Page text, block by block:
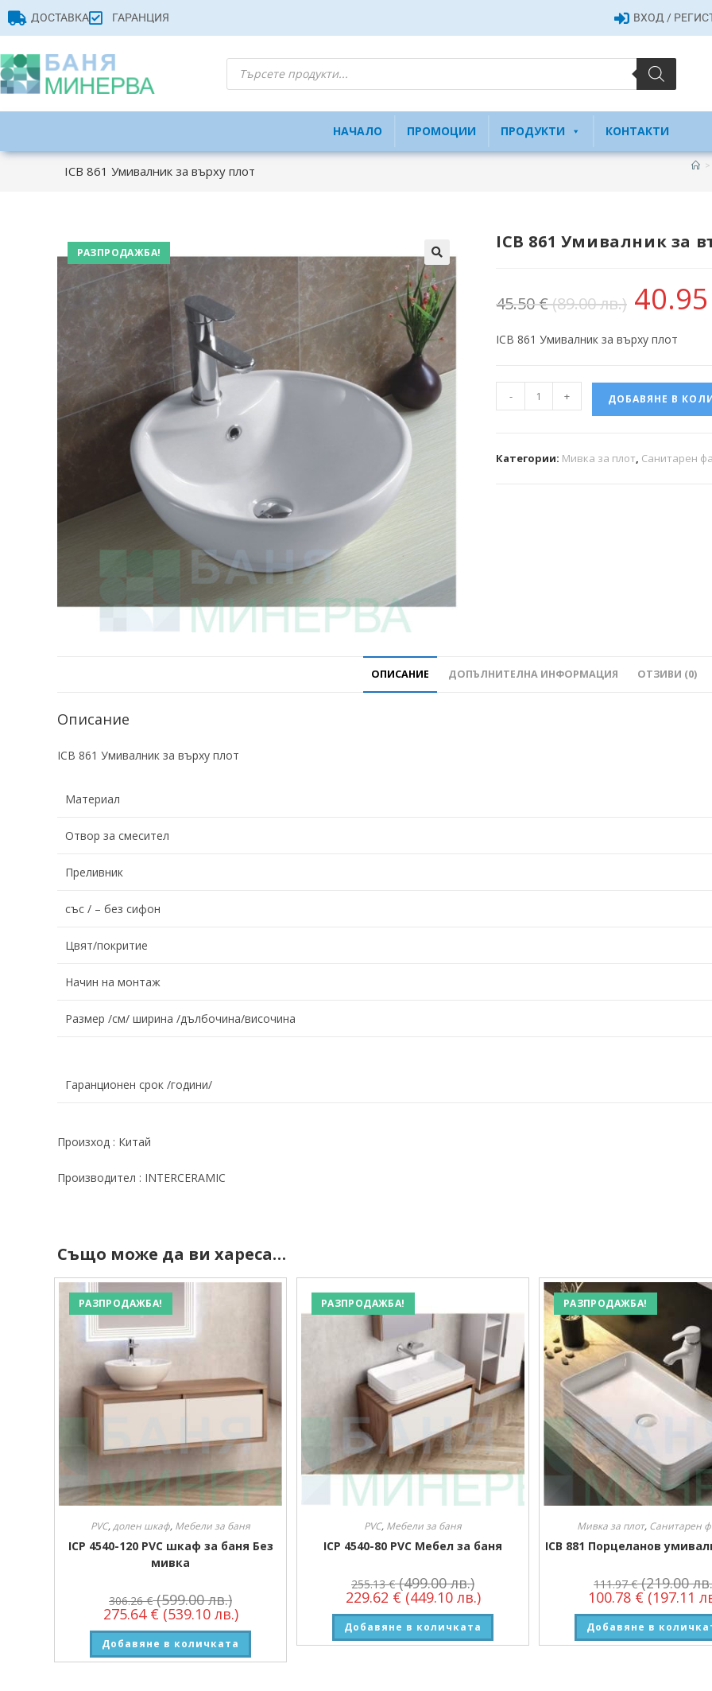
ДОСТАВКА ГАРАНЦИЯ ВХОД /
НАЧАЛО ПРОМОЦИИ ПРОДУКТИ КОНТАКТИ
ICB 861 Умивалник за върху плот >
РАЗПРОДАЖБА! ICB 861 Умивалник за
45.50€(89.00 лв.)
ICB 861 Умивалник за върху плот
- + ДОБАВЯНЕ В
Категории: Мивка за плот, Санитарен
ОПИСАНИЕ ДОПЪЛНИТЕЛНА ИНФОРМАЦИЯ ОТЗИВИ (0)
Описание
ICB 861 Умивалник за върху плот
Материал
Отвор за смесител
Преливник
със / – без сифон
Цвят/покритие
Начин на монтаж
Размер /см/ ширина /дълбочина/височина
Гаранционен срок /години/
Произход : Китай
Производител : INTERCERAMIC
Също може да ви хареса…
РАЗПРОДАЖБА!
PVC,долен шкаф, Мебели за баня
ICP 4540-120 PVC шкаф за баня Без
мивка
306.26€ (599.00 лв.)
275.64 € (539.10 лв.)
Добавяне в количката
РАЗПРОДАЖБА!
PVC, Мебели за баня
ICP 4540-80 PVC Мебел за баня
255.13€ (499.00 лв.)
229.62 € (449.10 лв.)
Добавяне в количката
РАЗПРОДАЖБА!
Мивка за плот, Санитарен
ICB 881 Порцеланов
111.97€ (219.00
100.78 € (197.11
Добавяне в